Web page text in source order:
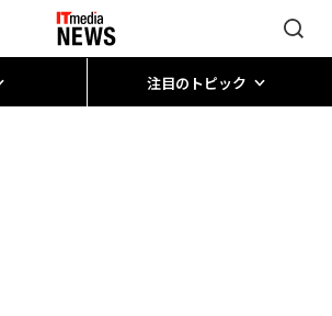
注目のトピック